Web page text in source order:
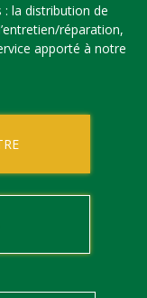
la distribution de
réparation,
apporté à notre